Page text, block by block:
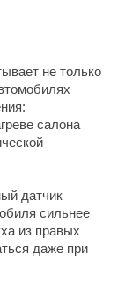
не только
салона
датчик
сильнее
из правых
даже при